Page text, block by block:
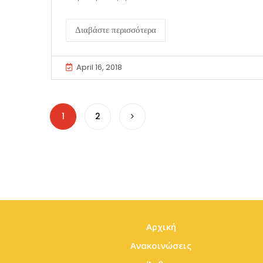
Διαβάστε περισσότερα
April 16, 2018
1 2
Αρχική
Ανακοινώσεις